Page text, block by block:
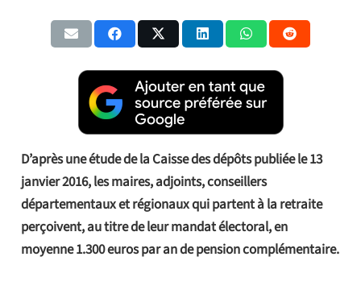
D’après une étude de la Caisse des dépôts publiée le 13
janvier 2016, les maires, adjoints, conseillers
départementaux et régionaux qui partent à la retraite
perçoivent, au titre de leur mandat électoral, en
moyenne 1.300 euros par an de pension complémentaire.